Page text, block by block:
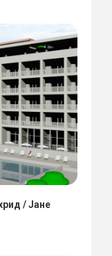
/ Јане